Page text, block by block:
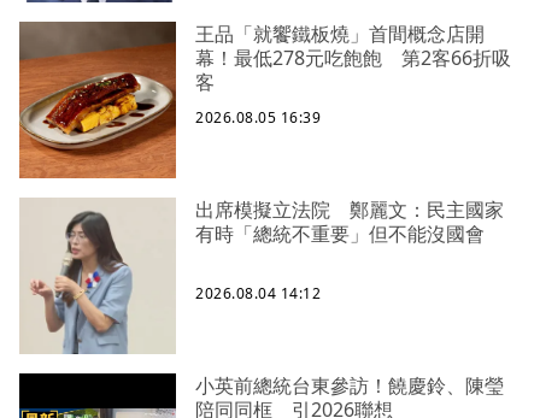
王品「就饗鐵板燒」首間概念店開
幕！最低278元吃飽飽 第2客66折吸
客
2026.08.05 16:39
出席模擬立法院 鄭麗文：民主國家
有時「總統不重要」但不能沒國會
2026.08.04 14:12
小英前總統台東參訪！饒慶鈴、陳瑩
陪同同框 引2026聯想